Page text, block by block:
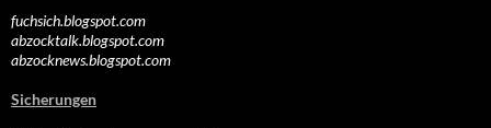
fuchsich.blogspot.com
abzocktalk.blogspot.com
abzocknews.blogspot.com
Sicherungen